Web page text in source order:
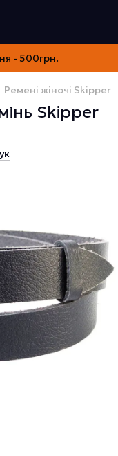
- 500грн.
Ремені жіночі Skipper
Skipper